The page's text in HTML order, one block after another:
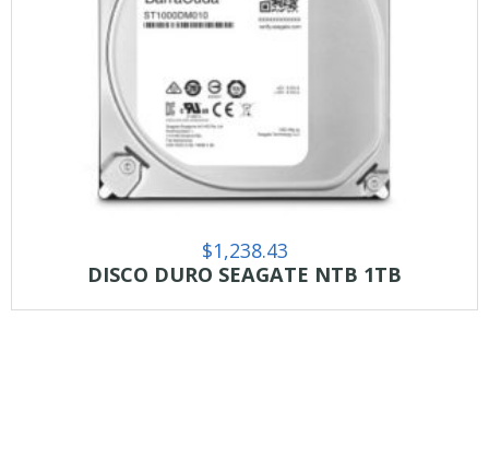
$1,238.43
DISCO DURO SEAGATE NTB 1TB